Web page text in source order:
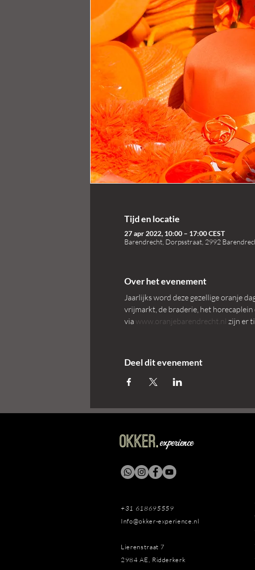
Tijd en locatie
27 apr 2022, 10:00 – 17:00 CEST
Barendrecht, Dorpsstraat, 2992
Over het evenement
Jaarlijks word deze gezellige oranje
vrijmarkt, de braderie, het
via www.oranjebarendrecht.nl zijn er
Deel dit evenement
OKKER.experience
+31 618695559
Info@okker-experience.nl
Lierenstraat 7
2984 AE, Ridderkerk